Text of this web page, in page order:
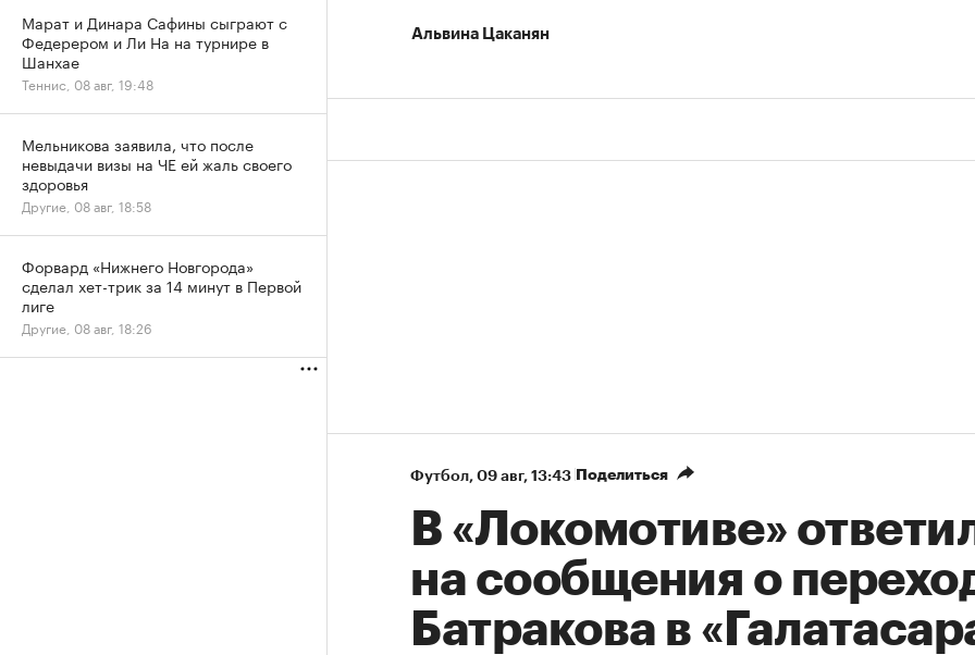
Альвина Цаканян
Футбол⁠, 09 авг, 13:43 Поделиться
В «Локомотиве»
на сообщения о
Батракова в
Марат и Динара Сафины сыграют с
Федерером и Ли На на турнире в
Шанхае
Теннис, 08 авг, 19:48
Мельникова заявила, что после
невыдачи визы на ЧЕ ей жаль своего
здоровья
Другие, 08 авг, 18:58
Форвард «Нижнего Новгорода»
сделал хет-трик за 14 минут в Первой
лиге
Другие, 08 авг, 18:26